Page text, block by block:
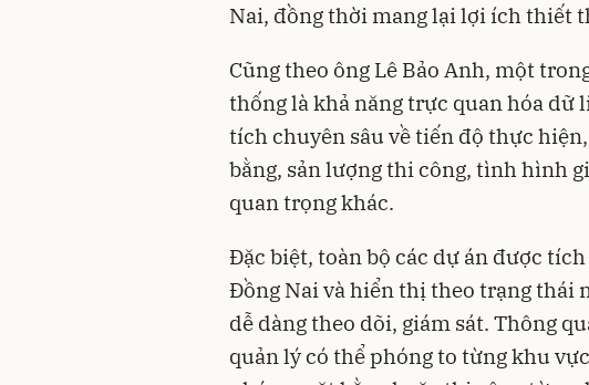
Nai, đồng thời mang lại lợi ích thiết
Cũng theo ông Lê Bảo Anh, một
thống là khả năng trực quan hóa dữ
tích chuyên sâu về tiến độ thực
bằng, sản lượng thi công, tình hình
quan trọng khác.
Đặc biệt, toàn bộ các dự án được
Đồng Nai và hiển thị theo trạng thái
dễ dàng theo dõi, giám sát. Thông
quản lý có thể phóng to từng khu